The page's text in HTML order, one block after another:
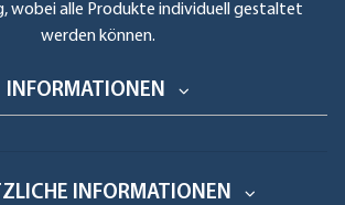
wobei alle Produkte individuell gestaltet
werden können.
INFORMATIONEN
INFORMATIONEN